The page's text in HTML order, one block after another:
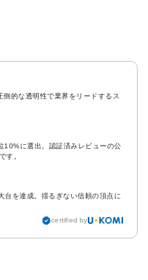
倒的な透明性で業界をリードするス
10%に選出。認証済みレビューの公
す。
台を達成。揺るぎない信頼の頂点に
certified by